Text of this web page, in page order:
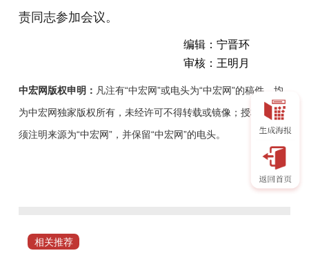
责同志参加会议。
编辑：宁晋环
审核：王明月
中宏网版权申明： 凡注有“中宏网”或电头为“中宏网”的稿件，均
为中宏网独家版权所有，未经许可不得转载或镜像；授权转载必
须注明来源为“中宏网”，并保留“中宏网”的电头。
— 相关推荐